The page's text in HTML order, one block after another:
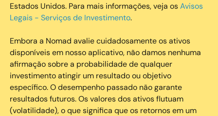
Estados Unidos. Para mais informações, veja osAvisos
Legais - Serviços de Investimento.
Embora a Nomad avalie cuidadosamente os ativos
disponíveis em nosso aplicativo, não damos nenhuma
afirmação sobre a probabilidade de qualquer
investimento atingir um resultado ou objetivo
específico. O desempenho passado não garante
resultados futuros. Os valores dos ativos flutuam
(volatilidade), o que significa que os retornos em um